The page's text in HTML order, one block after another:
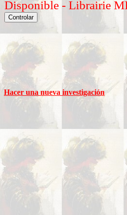
Disponible - Librairie
Hacer una nueva investigación